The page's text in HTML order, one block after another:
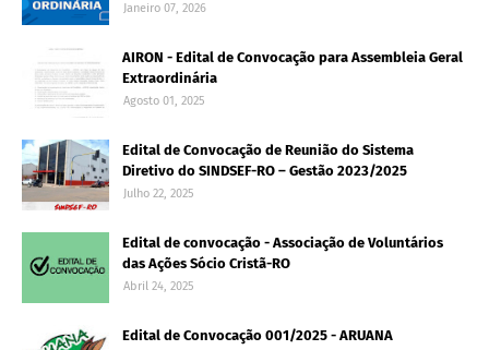
Janeiro 07, 2026
AIRON - Edital de Convocação para Assembleia Geral
Extraordinária
Agosto 01, 2025
Edital de Convocação de Reunião do Sistema
Diretivo do SINDSEF-RO – Gestão 2023/2025
Julho 22, 2025
Edital de convocação - Associação de Voluntários
das Ações Sócio Cristã-RO
Abril 24, 2025
Edital de Convocação 001/2025 - ARUANA